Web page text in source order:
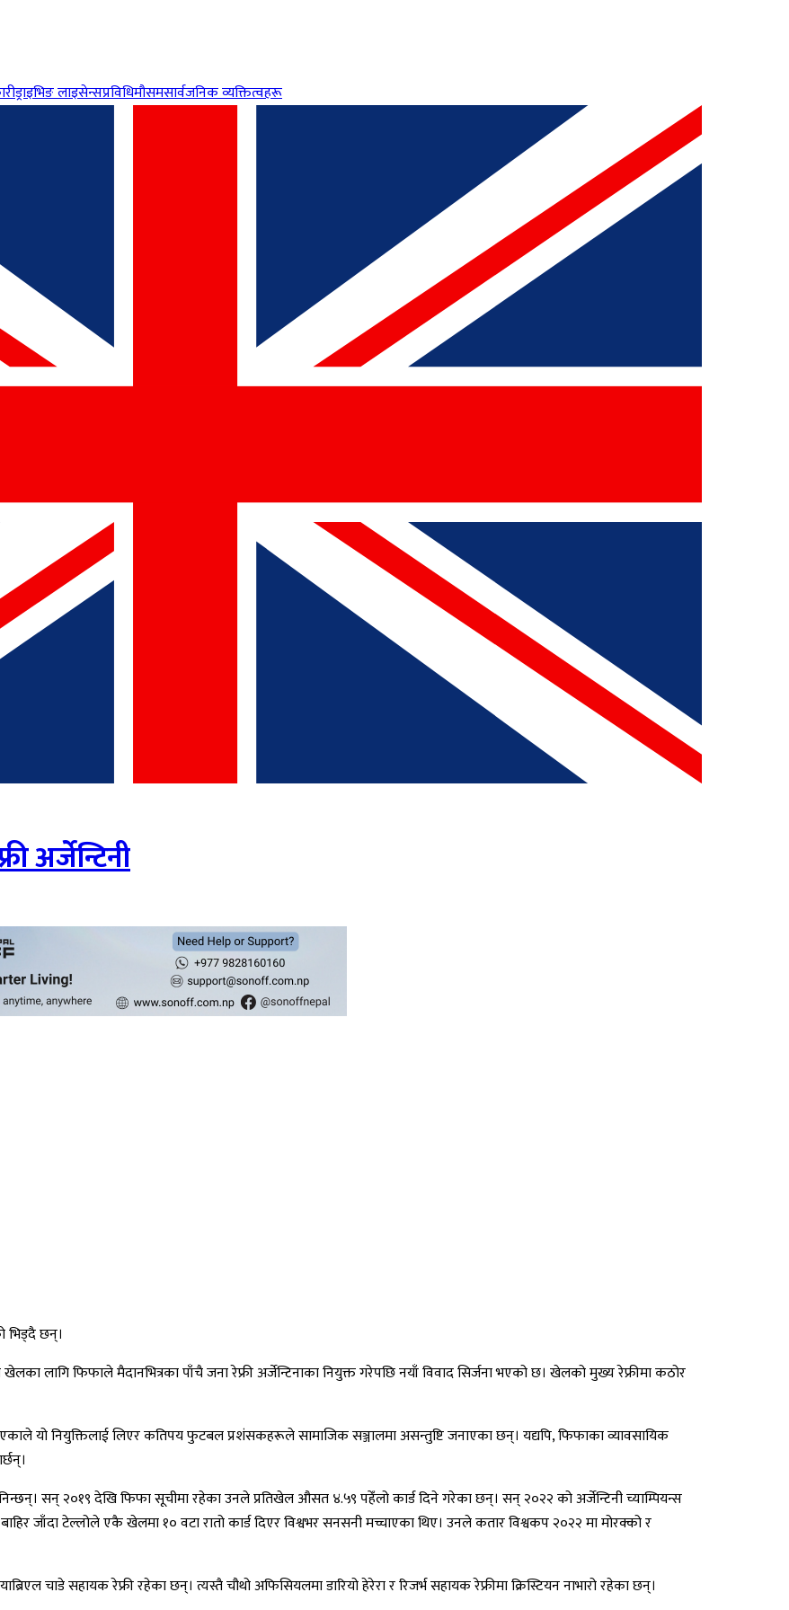
ड्राइभिङ लाइसेन्सप्रविधिमौसमसार्वजनिक व्यक्तित्वहरू
अर्जेन्टिनी
भिड्दै छन्।
लागि फिफाले मैदानभित्रका पाँचै जना रेफ्री अर्जेन्टिनाका नियुक्त गरेपछि नयाँ विवाद सिर्जना भएको छ। खेलको मुख्य रेफ्रीमा कठोर
भएकाले यो नियुक्तिलाई लिएर कतिपय फुटबल प्रशंसकहरूले सामाजिक सञ्जालमा असन्तुष्टि जनाएका छन्। यद्यपि, फिफाका व्यावसायिक
सन् २०१९ देखि फिफा सूचीमा रहेका उनले प्रतिखेल औसत ४.५९ पहेँलो कार्ड दिने गरेका छन्। सन् २०२२ को अर्जेन्टिनी च्याम्पियन्स
जाँदा टेल्लोले एकै खेलमा १० वटा रातो कार्ड दिएर विश्वभर सनसनी मच्चाएका थिए। उनले कतार विश्वकप २०२२ मा मोरक्को र
चाडे सहायक रेफ्री रहेका छन्। त्यस्तै चौथो अफिसियलमा डारियो हेरेरा र रिजर्भ सहायक रेफ्रीमा क्रिस्टियन नाभारो रहेका छन्।